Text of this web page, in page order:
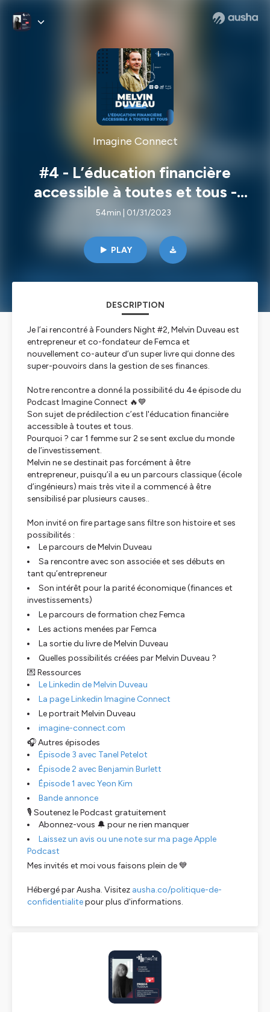
Imagine Connect
#4 - L’éducation financière
accessible à toutes et tous -
Melvin Duveau
54min | 01/31/2023
PLAY
DESCRIPTION
Je l’ai rencontré à Founders Night #2, Melvin Duveau est
entrepreneur et co-fondateur de Femca et
nouvellement co-auteur d’un super livre qui donne des
super-pouvoirs dans la gestion de ses finances.
Notre rencontre a donné la possibilité du 4e épisode du
Podcast Imagine Connect 🔥💙
Son sujet de prédilection c’est l'éducation financière
accessible à toutes et tous.
Pourquoi ? car 1 femme sur 2 se sent exclue du monde
de l’investissement.
Melvin ne se destinait pas forcément à être
entrepreneur, puisqu’il a eu un parcours classique (école
d’ingénieurs) mais très vite il a commencé à être
sensibilisé par plusieurs causes..
Mon invité on fire partage sans filtre son histoire et ses
possibilités :
Le parcours de Melvin Duveau
Sa rencontre avec son associée et ses débuts en
tant qu’entrepreneur
Son intérêt pour la parité économique (finances et
investissements)
Le parcours de formation chez Femca
Les actions menées par Femca
La sortie du livre de Melvin Duveau
Quelles possibilités créées par Melvin Duveau ?
💌 Ressources
Le Linkedin de Melvin Duveau
La page Linkedin Imagine Connect
Le portrait Melvin Duveau
imagine-connect.com
🎧 Autres épisodes
Épisode 3 avec Tanel Petelot
Épisode 2 avec Benjamin Burlett
Épisode 1 avec Yeon Kim
Bande annonce
🎙 Soutenez le Podcast gratuitement
Abonnez-vous 🔔 pour ne rien manquer
Laissez un avis ou une note sur ma page Apple
Podcast
Mes invités et moi vous faisons plein de 💙
Hébergé par Ausha. Visitez ausha.co/politique-de-
confidentialitepour plus d'informations.